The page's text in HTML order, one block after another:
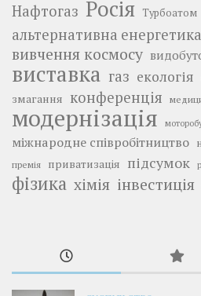
Нафтогаз Росія Турбоатом
альтернативна енергетика
вивчення космосу
виставка газ екологія
змагання конференція
модернізація
міжнародне співробітництво
премія приватизація підсумок
фізика хімія інвестиція